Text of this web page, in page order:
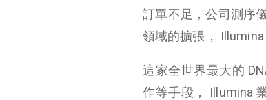
訂單不足，公司測序
領域的擴張， Illumina
這家全世界最大的
作等手段， Illumina